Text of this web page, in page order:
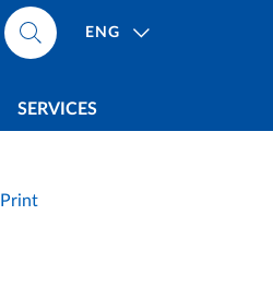
ENG
SERVICES
Print